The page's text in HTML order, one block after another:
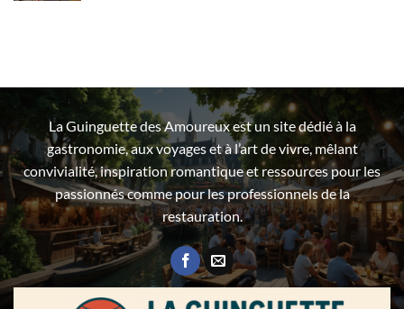
La Guinguette des Amoureux est un site dédié à la
gastronomie, aux voyages et à l’art de vivre, mêlant
convivialité, inspiration romantique et ressources pour les
passionnés comme pour les professionnels de la
restauration.